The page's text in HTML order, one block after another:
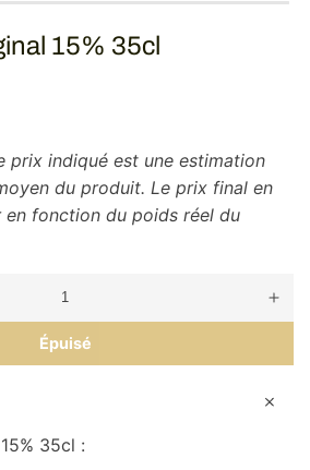
15% 35cl
prix indiqué est une estimation
du produit. Le prix final en
en fonction du poids réel du
la
15%
Épuisé
35cl :